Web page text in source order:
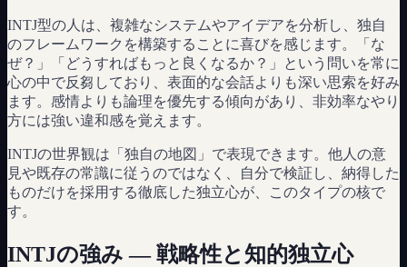
INTJ型の人は、複雑なシステムやアイデアを分析し、独自
のフレームワークを構築することに喜びを感じます。「な
ぜ？」「どうすればもっと良くなるか？」という問いを常に
心の中で反芻しており、表面的な会話よりも深い思索を好み
ます。感情よりも論理を優先する傾向があり、非効率なやり
方には強い違和感を覚えます。
INTJの世界観は「独自の地図」で表現できます。他人の意
見や既存の常識に従うのではなく、自分で検証し、納得した
ものだけを採用する徹底した独立心が、このタイプの核で
す。
INTJの強み — 戦略性と知的独立心